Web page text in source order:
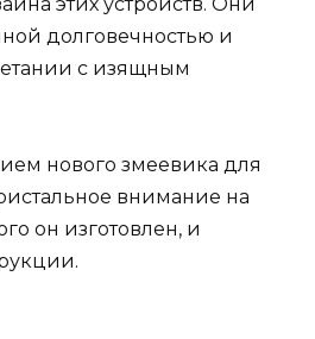
долговечностью и
с изящным
нового змеевика для
внимание на
он изготовлен, и